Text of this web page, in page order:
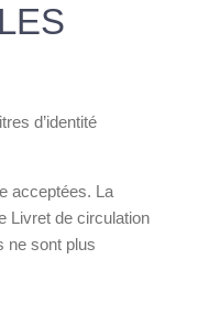
d’identité
acceptées. La
Livret de circulation
ne sont plus